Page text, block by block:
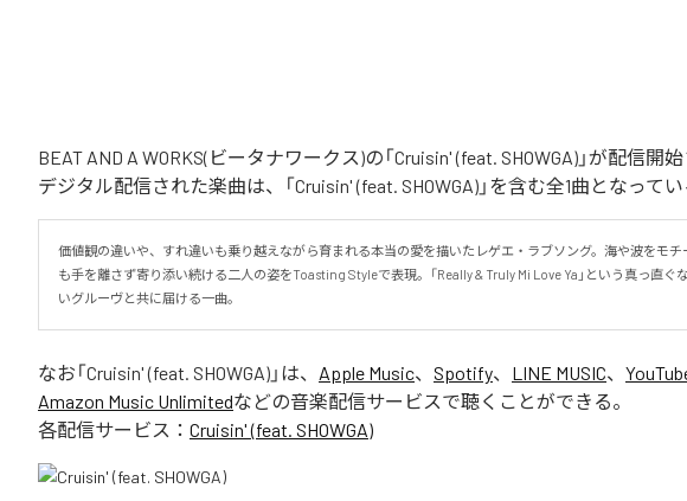
BEAT AND A WORKS(ビータナワークス)の「Cruisin' (feat. SHOWGA)」が配信開
デジタル配信された楽曲は、「Cruisin' (feat. SHOWGA)」を含む全1曲となって
価値観の違いや、すれ違いも乗り越えながら育まれる本当の愛を描いたレゲエ・ラブソング。海や波をモチ
も手を離さず寄り添い続ける二人の姿をToasting Styleで表現。「Really & Truly Mi Love Ya」という真っ直ぐ
いグルーヴと共に届ける一曲。
なお「Cruisin' (feat. SHOWGA) 」は、 Apple Music、 Spotify、 LINE MUSIC、
Amazon Music Unlimitedなどの音楽配信サービスで聴くことができる。
各配信サービス： Cruisin' (feat. SHOWGA)